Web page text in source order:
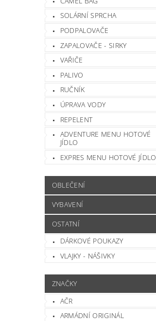
SOLÁRNÍ SPRCHA
PODPALOVAČE
ZAPALOVAČE - SIRKY
VAŘIČE
PALIVO
RUČNÍK
ÚPRAVA VODY
REPELENT
ADVENTURE MENU HOTOVÉ
JÍDLO
EXPRES MENU HOTOVÉ JÍDLO
OBLEČENÍ
VYBAVENÍ
OSTATNÍ
DÁRKOVÉ POUKAZY
VLAJKY - NÁŠIVKY
ZNAČKY
AČR
ARMÁDNÍ ORIGINÁL